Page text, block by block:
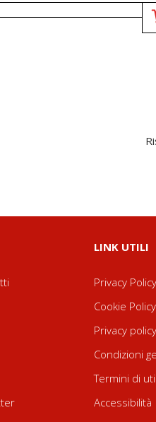
LINK UTILI
Privacy Policy
Cookie Policy
Privacy
Condizioni
Termini di
Accessibilità